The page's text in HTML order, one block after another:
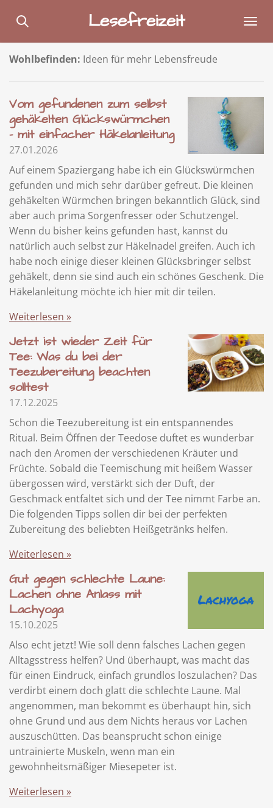
Zum
Hauptinhalt
springen
Lesefreizeit
Wohlbefinden: Ideen für mehr Lebensfreude
Vom gefundenen zum selbst
gehäkelten Glückswürmchen
- mit einfacher Häkelanleitung
27.01.2026
Auf einem Spaziergang habe ich ein Glückswürmchen
gefunden und mich sehr darüber gefreut. Die kleinen
gehäkelten Würmchen bringen bekanntlich Glück, sind
aber auch prima Sorgenfresser oder Schutzengel.
Wenn du bisher keins gefunden hast, kannst du
natürlich auch selbst zur Häkelnadel greifen. Auch ich
habe noch einige dieser kleinen Glücksbringer selbst
gehäkelt, denn sie sind auch ein schönes Geschenk. Die
Häkelanleitung möchte ich hier mit dir teilen.
Weiterlesen »
Jetzt ist wieder Zeit für
Tee: Was du bei der
Teezubereitung beachten
solltest
17.12.2025
Schon die Teezubereitung ist ein entspannendes
Ritual. Beim Öffnen der Teedose duftet es wunderbar
nach den Aromen der verschiedenen Kräuter und
Früchte. Sobald die Teemischung mit heißem Wasser
übergossen wird, verstärkt sich der Duft, der
Geschmack entfaltet sich und der Tee nimmt Farbe an.
Die folgenden Tipps sollen dir bei der perfekten
Zubereitung des beliebten Heißgetränks helfen.
Weiterlesen »
Gut gegen schlechte Laune:
Lachen ohne Anlass mit
Lachyoga
15.10.2025
Also echt jetzt! Wie soll denn falsches Lachen gegen
Alltagsstress helfen? Und überhaupt, was macht das
für einen Eindruck, einfach grundlos loszulachen? Das
verdirbt einem doch glatt die schlechte Laune. Mal
angenommen, man bekommt es überhaupt hin, sich
ohne Grund und aus dem Nichts heraus vor Lachen
auszuschütten. Das beansprucht schon einige
untrainierte Muskeln, wenn man ein
gewohnheitsmäßiger Miesepeter ist.
Weiterlesen »